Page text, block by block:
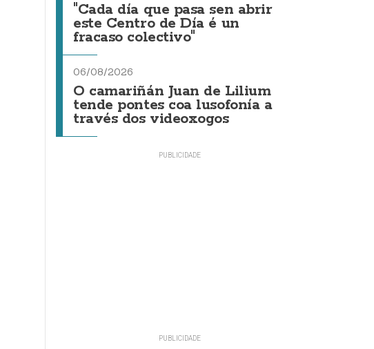
"Cada día que pasa sen abrir
este Centro de Día é un
fracaso colectivo"
06/08/2026
O camariñán Juan de Lilium
tende pontes coa lusofonía a
través dos videoxogos